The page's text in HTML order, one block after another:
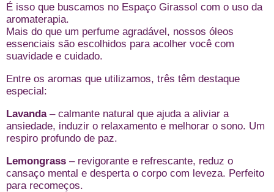
É isso que buscamos no Espaço Girassol com o uso da
aromaterapia.
Mais do que um perfume agradável, nossos óleos
essenciais são escolhidos para acolher você com
suavidade e cuidado.
Entre os aromas que utilizamos, três têm destaque
especial:
Lavanda– calmante natural que ajuda a aliviar a
ansiedade, induzir o relaxamento e melhorar o sono. Um
respiro profundo de paz.
Lemongrass – revigorante e refrescante, reduz o
cansaço mental e desperta o corpo com leveza. Perfeito
para recomeços.